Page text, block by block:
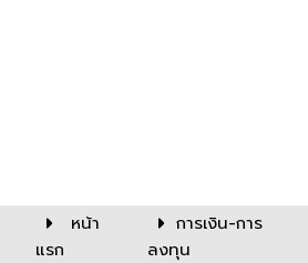
หน้า
แรก
การเงิน-การ
ลงทุน